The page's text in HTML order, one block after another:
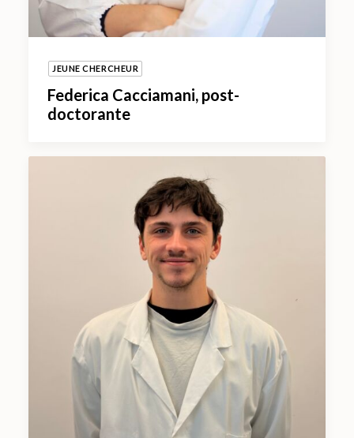
JEUNE CHERCHEUR
Federica Cacciamani, post-
doctorante